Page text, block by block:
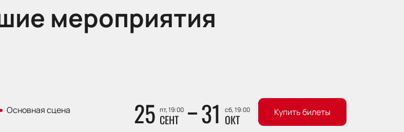
мероприятия
Основная сцена 25 пт, 19:00
СЕНТ 31 сб, 19:00
ОКТ Купить билеты